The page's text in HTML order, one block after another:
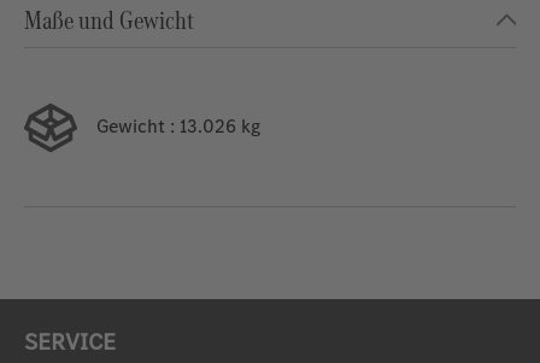
Maße und Gewicht
Gewicht : 13.026 kg
SERVICE